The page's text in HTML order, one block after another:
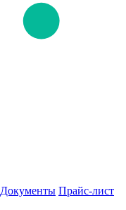
Документы Прайс-лист